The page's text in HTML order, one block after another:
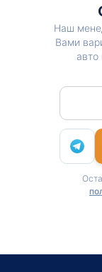
Наш
Вами